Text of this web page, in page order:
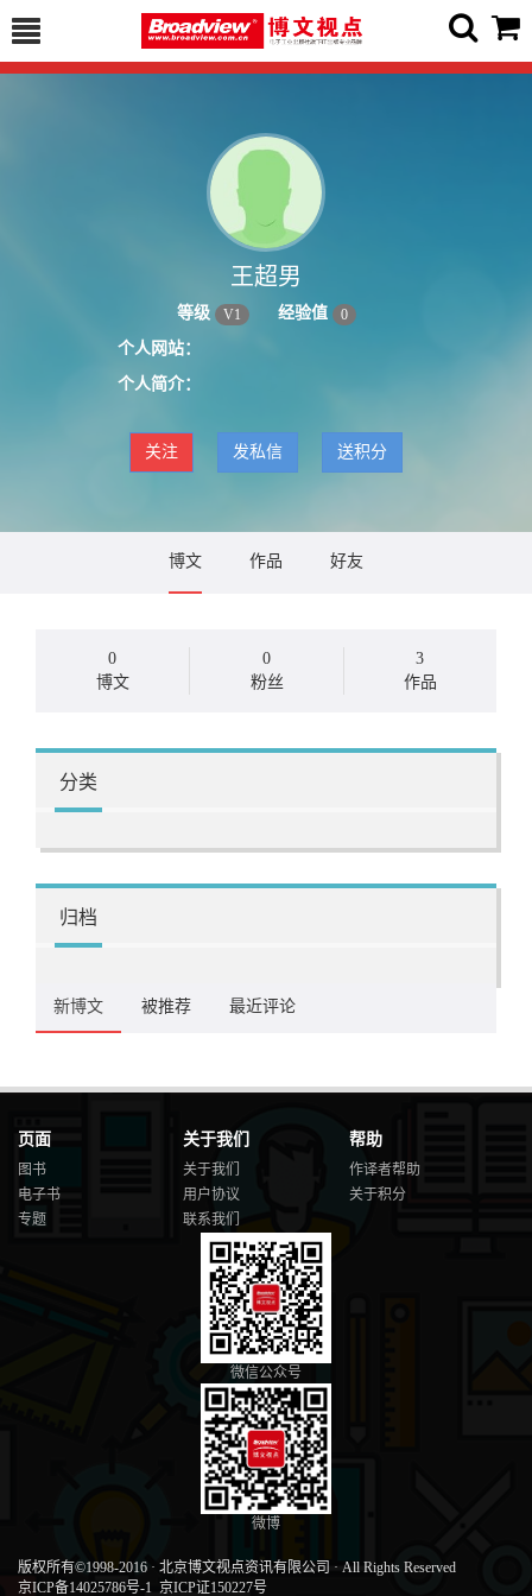
王超男
等级 V1 经验值 0
个人网站：
个人简介：
关注 发私信 送积分
博文 作品 好友
0
博文
0
粉丝
3
作品
分类
归档
新博文 被推荐 最近评论
页面
图书
电子书
专题
关于我们
关于我们
用户协议
联系我们
帮助
作译者帮助
关于积分
微信公众号
微博
版权所有©1998-2016 · 北京博文视点资讯有限公司 · All Rights Reserved
京ICP备14025786号-1 京ICP证150227号